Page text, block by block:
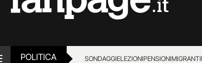
POLITICA SONDAGGIELEZIONIPENSIONIMIGRANTI